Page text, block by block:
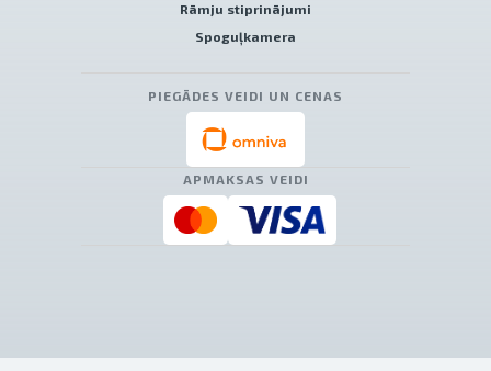
Rāmju stiprinājumi
Spoguļkamera
PIEGĀDES VEIDI UN CENAS
APMAKSAS VEIDI